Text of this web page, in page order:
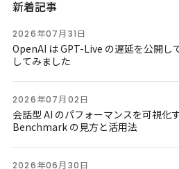
新着記事
2026年07月31日
OpenAI は GPT-Live の遅延を公開し
してみました
2026年07月02日
会話型 AI のパフォーマンスを可視
Benchmark の見方と活用法
2026年06月30日